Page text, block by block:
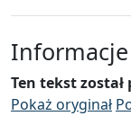
Ten tekst
Pokaż oryginał